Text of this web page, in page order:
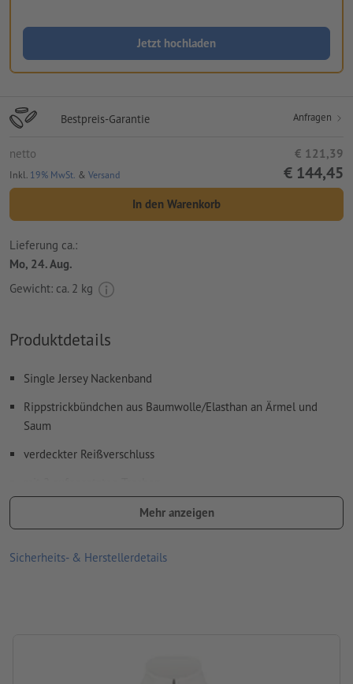
Jetzt hochladen
Bestpreis-Garantie Anfragen
netto € 121,39
Inkl. 19% MwSt. & Versand € 144,45
In den Warenkorb
Lieferung ca.:
Mo, 24. Aug.
Gewicht: ca. 2 kg
Produktdetails
Single Jersey Nackenband
Rippstrickbündchen aus Baumwolle/Elasthan an Ärmel und
Saum
verdeckter Reißverschluss
Mehr anzeigen
Sicherheits- & Herstellerdetails